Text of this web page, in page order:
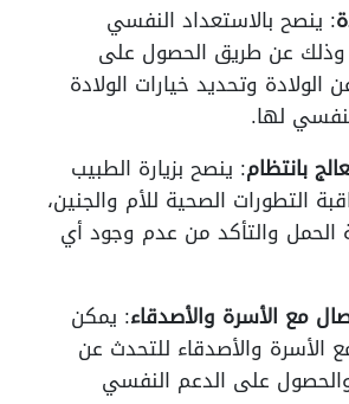
: ينصح بالاستعداد النفسي
وذلك عن طريق الحصول على
الولادة وتحديد خيارات الولادة
لها.
بانتظام: ينصح بزيارة الطبيب
التطورات الصحية للأم والجنين،
والتأكد من عدم وجود أي
مع الأسرة والأصدقاء: يمكن
الأسرة والأصدقاء للتحدث عن
والحصول على الدعم النفسي